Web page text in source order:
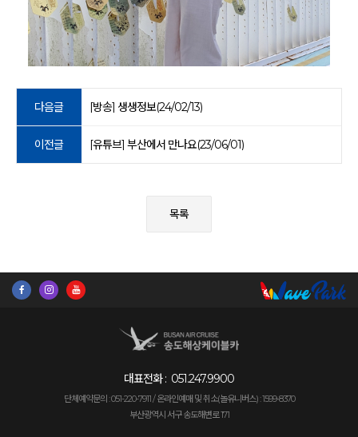
다음글 [방송] 생생정보(24/02/13)
이전글 [유튜브] 부산에서 만나요(23/06/01)
목록
대표전화 : 051.247.9900
단체예약문의 : 051-220-7911 / 온라인예매 및 취소(놀유니버스) : 1599-8370
부산광역시 서구 송도해변로 171